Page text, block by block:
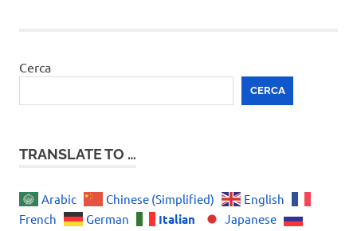
Cerca
CERCA
TRANSLATE TO …
Arabic Chinese (Simplified)
English
French
German Italian
Japanese